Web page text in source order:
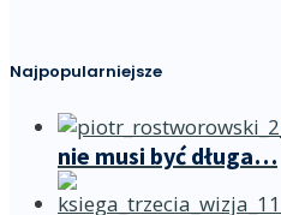
Najpopularniejsze
nie musi być długa…